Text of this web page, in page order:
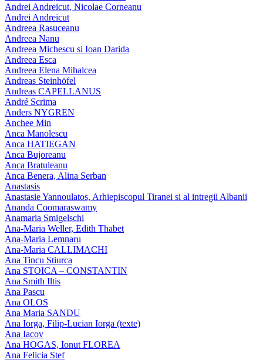
Andrei Andreicut, Nicolae Corneanu
Andrei Andreicut
Andreea Rasuceanu
Andreea Nanu
Andreea Michescu si Ioan Darida
Andreea Esca
Andreea Elena Mihalcea
Andreas Steinhöfel
Andreas CAPELLANUS
André Scrima
Anders NYGREN
Anchee Min
Anca Manolescu
Anca HATIEGAN
Anca Bujoreanu
Anca Bratuleanu
Anca Benera, Alina Serban
Anastasis
Anastasie Yannoulatos, Arhiepiscopul Tiranei si al intregii Albanii
Ananda Coomaraswamy
Anamaria Smigelschi
Ana-Maria Weller, Edith Thabet
Ana-Maria Lemnaru
Ana-Maria CALLIMACHI
Ana Tincu Stiurca
Ana STOICA – CONSTANTIN
Ana Smith Iltis
Ana Pascu
Ana OLOS
Ana Maria SANDU
Ana Iorga, Filip-Lucian Iorga (texte)
Ana Iacov
Ana HOGAS, Ionut FLOREA
Ana Felicia Stef